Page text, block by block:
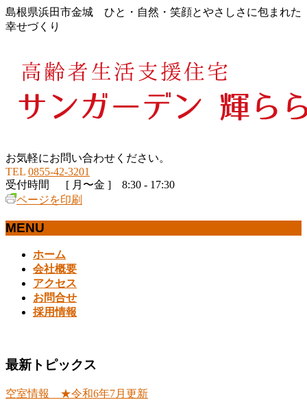
島根県浜田市金城 ひと・自然・笑顔とやさしさに包まれた
幸せづくり
お気軽にお問い合わせください。
TEL 0855-42-3201
受付時間 [ 月〜金 ] 8:30 - 17:30
ページを印刷
MENU
ホーム
会社概要
アクセス
お問合せ
採用情報
最新トピックス
空室情報 ★令和6年7月更新